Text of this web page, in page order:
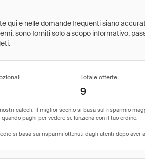
qui e nelle domande frequenti siano
sono forniti solo a scopo informativo,
Totale offerte
9